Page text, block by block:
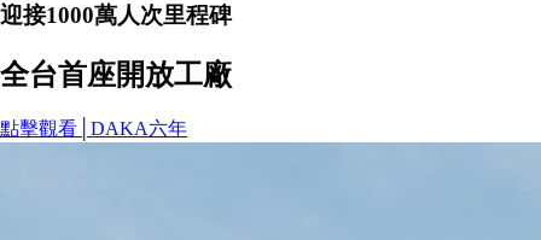
迎接1000萬人次里程碑
全台首座開放工廠
點擊觀看│DAKA六年